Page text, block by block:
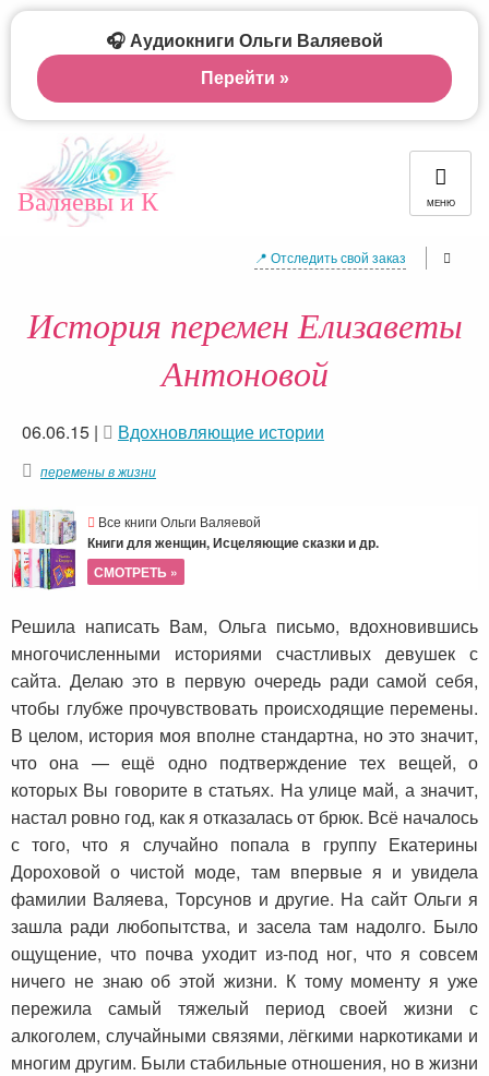
Валяевы и К МЕНЮ
📍 Отследить свой заказ
История перемен Елизаветы
Антоновой
06.06.15 | Вдохновляющие истории
перемены в жизни
Все книги Ольги Валяевой
Книги для женщин, Исцеляющие сказки и др.
СМОТРЕТЬ »
Решила написать Вам, Ольга письмо, вдохновившись
многочисленными историями счастливых девушек с
сайта. Делаю это в первую очередь ради самой себя,
чтобы глубже прочувствовать происходящие перемены.
В целом, история моя вполне стандартна, но это значит,
что она — ещё одно подтверждение тех вещей, о
которых Вы говорите в статьях. На улице май, а значит,
настал ровно год, как я отказалась от брюк. Всё началось
с того, что я случайно попала в группу Екатерины
Дороховой о чистой моде, там впервые я и увидела
фамилии Валяева, Торсунов и другие. На сайт Ольги я
зашла ради любопытства, и засела там надолго. Было
ощущение, что почва уходит из-под ног, что я совсем
ничего не знаю об этой жизни. К тому моменту я уже
пережила самый тяжелый период своей жизни с
алкоголем, случайными связями, лёгкими наркотиками и
многим другим. Были стабильные отношения, но в жизни
🎧 Аудиокниги Ольги Валяевой
Перейти »